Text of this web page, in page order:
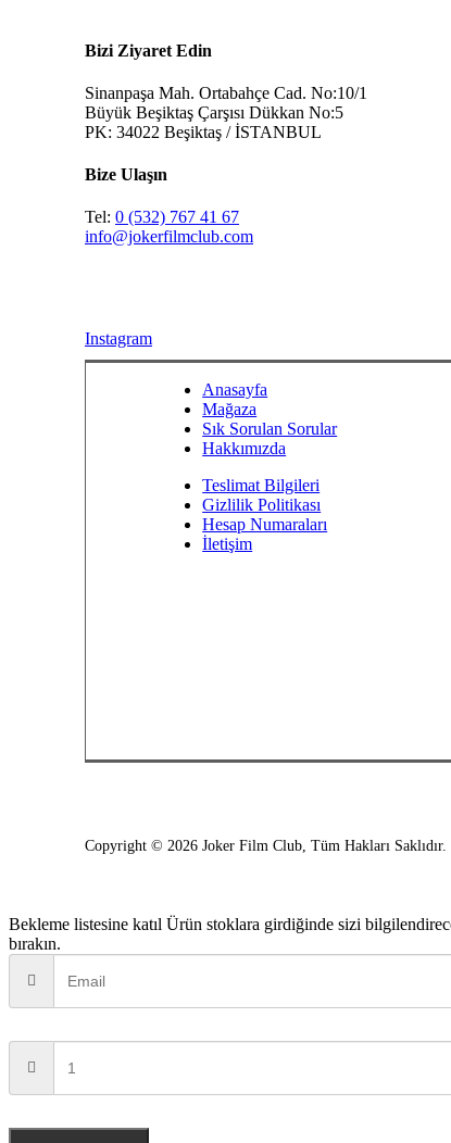
Bizi Ziyaret Edin
Sinanpaşa Mah. Ortabahçe Cad. No:10/1
Büyük Beşiktaş Çarşısı Dükkan No:5
PK: 34022 Beşiktaş / İSTANBUL
Bize Ulaşın
Tel: 0 (532) 767 41 67
info@jokerfilmclub.com
Instagram
Anasayfa
Mağaza
Sık Sorulan Sorular
Hakkımızda
Teslimat Bilgileri
Gizlilik Politikası
Hesap Numaraları
İletişim
Copyright © 2026 Joker Film Club, Tüm Hakları Saklıdır.
Bekleme listesine katıl Ürün stoklara girdiğinde sizi
bırakın.